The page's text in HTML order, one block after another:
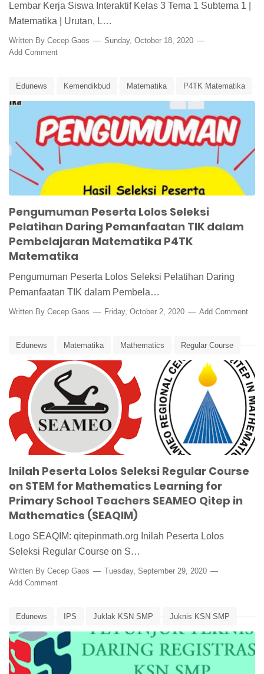
Lembar Kerja Siswa Interaktif Kelas 3 Tema 1 Subtema 1 |
Matematika | Urutan, L…
Written By Cecep Gaos
Sunday, October 18, 2020
Add Comment
Edunews Kemendikbud Matematika P4TK Matematika
Pelatihan Daring Pemanfaatan TIK dalam Pembelajaran
Matematika
Pemanfaataan TIK Pembelajaran Matematika
Pengumuman Peserta Lolos Seleksi
Pelatihan Daring Pemanfaatan TIK dalam
Pembelajaran Matematika P4TK
Matematika
Pengumuman Peserta Lolos Seleksi Pelatihan Daring
Pemanfaatan TIK dalam Pembela…
Written By Cecep Gaos Friday, October 2, 2020 Add Comment
Edunews Matematika Mathematics Regular Course
Seameo Seameo Qitep in Mathematics Seaqim STEM
STEM for Mathematcs
Inilah Peserta Lolos Seleksi Regular Course
on STEM for Mathematics Learning for
Primary School Teachers SEAMEO Qitep in
Mathematics (SEAQIM)
Logo SEAQIM: qitepinmath.org Inilah Peserta Lolos
Seleksi Regular Course on S…
Written By Cecep Gaos
Tuesday, September 29, 2020
Add Comment
Edunews IPS Juklak KSN SMP Juknis KSN SMP
KSN KSN SMP Matematika Puspresnas Sains